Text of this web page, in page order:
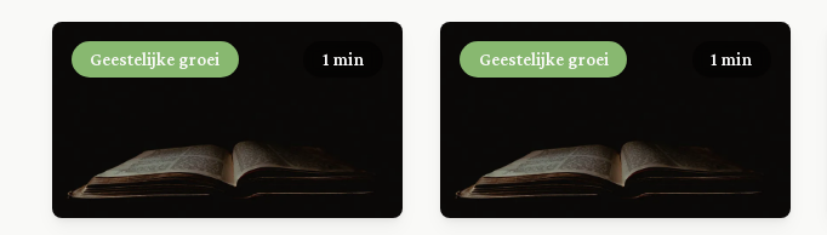
Geestelijke groei 1 min Geestelijke groei 1 min